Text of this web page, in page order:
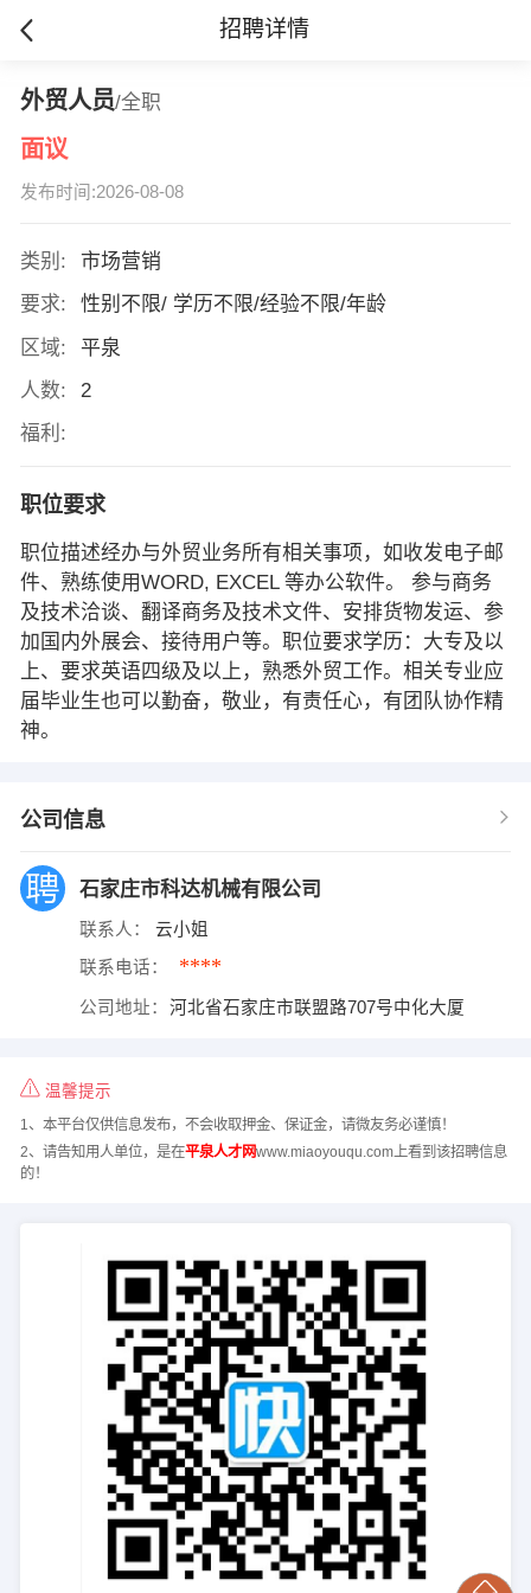
招聘详情
外贸人员/全职
面议
发布时间:2026-08-08
类别:
市场营销
要求:
性别不限/ 学历不限/经验不限/年龄
区域:
平泉
人数:
2
福利:
职位要求
职位描述经办与外贸业务所有相关事项，如收发电子邮
件、熟练使用WORD, EXCEL 等办公软件。 参与商务
及技术洽谈、翻译商务及技术文件、安排货物发运、参
加国内外展会、接待用户等。职位要求学历：大专及以
上、要求英语四级及以上，熟悉外贸工作。相关专业应
届毕业生也可以勤奋，敬业，有责任心，有团队协作精
神。
公司信息
石家庄市科达机械有限公司
联系人： 云小姐
联系电话： ****
公司地址： 河北省石家庄市联盟路707号中化大厦
温馨提示
1、本平台仅供信息发布，不会收取押金、保证金，请微友务必谨慎！
2、请告知用人单位，是在平泉人才网www.miaoyouqu.com上看到该招聘信息
的！